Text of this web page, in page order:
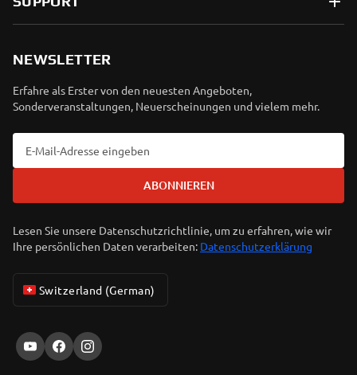
NEWSLETTER
Erfahre als Erster von den neuesten Angeboten,
Sonderveranstaltungen, Neuerscheinungen und vielem mehr.
ABONNIEREN
Lesen Sie unsere Datenschutzrichtlinie, um zu erfahren, wie wir
Ihre persönlichen Daten verarbeiten: Datenschutzerklärung
Switzerland (German)